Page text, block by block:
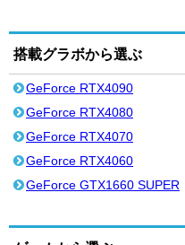
搭載グラボから選ぶ
GeForce RTX4090
GeForce RTX4080
GeForce RTX4070
GeForce RTX4060
GeForce GTX1660 SUPER